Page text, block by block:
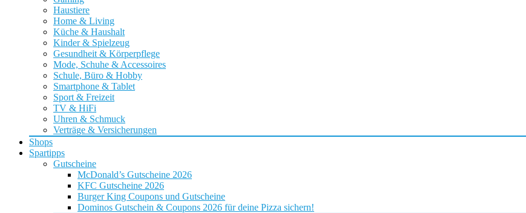
Haustiere
Home & Living
Küche & Haushalt
Kinder & Spielzeug
Gesundheit & Körperpflege
Mode, Schuhe & Accessoires
Schule, Büro & Hobby
Smartphone & Tablet
Sport & Freizeit
TV & HiFi
Uhren & Schmuck
Verträge & Versicherungen
Shops
Spartipps
Gutscheine
McDonald’s Gutscheine 2026
KFC Gutscheine 2026
Burger King Coupons und Gutscheine
Dominos Gutschein & Coupons 2026 für deine Pizza sichern!